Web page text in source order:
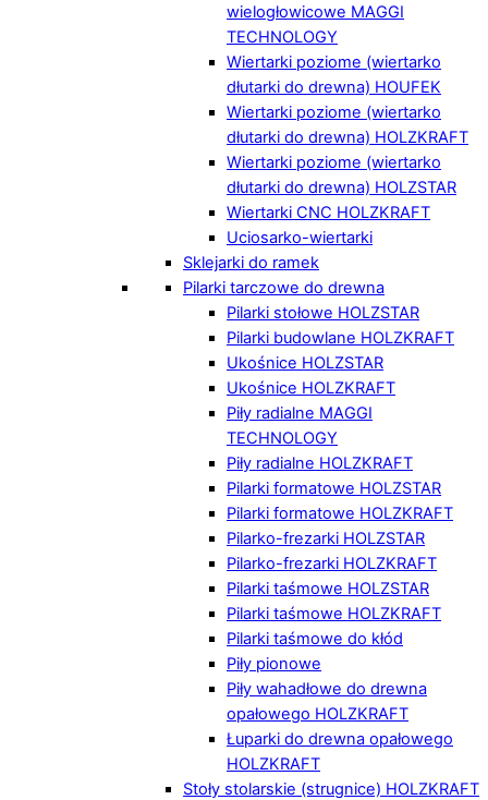
wielogłowicowe MAGGI
TECHNOLOGY
Wiertarki poziome (wiertarko
dłutarki do drewna) HOUFEK
Wiertarki poziome (wiertarko
dłutarki do drewna) HOLZKRAFT
Wiertarki poziome (wiertarko
dłutarki do drewna) HOLZSTAR
Wiertarki CNC HOLZKRAFT
Uciosarko-wiertarki
Sklejarki do ramek
Pilarki tarczowe do drewna
Pilarki stołowe HOLZSTAR
Pilarki budowlane HOLZKRAFT
Ukośnice HOLZSTAR
Ukośnice HOLZKRAFT
Piły radialne MAGGI
TECHNOLOGY
Piły radialne HOLZKRAFT
Pilarki formatowe HOLZSTAR
Pilarki formatowe HOLZKRAFT
Pilarko-frezarki HOLZSTAR
Pilarko-frezarki HOLZKRAFT
Pilarki taśmowe HOLZSTAR
Pilarki taśmowe HOLZKRAFT
Pilarki taśmowe do kłód
Piły pionowe
Piły wahadłowe do drewna
opałowego HOLZKRAFT
Łuparki do drewna opałowego
HOLZKRAFT
Stoły stolarskie (strugnice) HOLZKRAFT